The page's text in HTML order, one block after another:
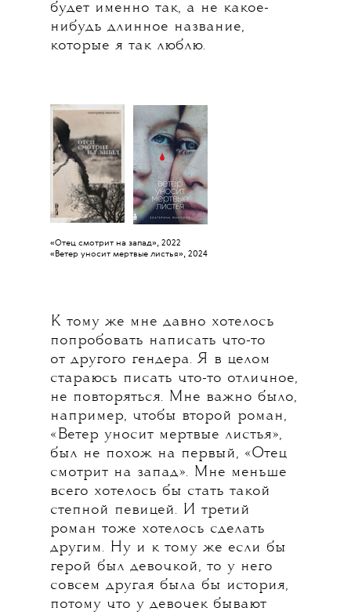
будет именно так, а не какое-
нибудь длинное название,
которые я так люблю.
К тому же мне давно хотелось
попробовать написать что-то
от другого гендера. Я в целом
стараюсь писать что-то отличное,
не повторяться. Мне важно было,
например, чтобы второй роман,
«Ветер уносит мертвые листья»,
был не похож на первый, «Отец
смотрит на запад». Мне меньше
всего хотелось бы стать такой
степной певицей. И третий
роман тоже хотелось сделать
другим. Ну и к тому же если бы
герой был девочкой, то у него
совсем другая была бы история,
потому что у девочек бывают
«Отец смотрит на запад», 2022
«Ветер уносит мертвые листья», 2024